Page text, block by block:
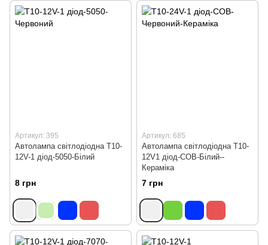
Артикул: 395
Автолампа світлодіодна Т10-
12V-1 діод-5050-Білий
8 грн
Артикул: 685
Автолампа світлодіодна Т10-
12V1 діод-СОВ-Білий--
Кераміка
7 грн